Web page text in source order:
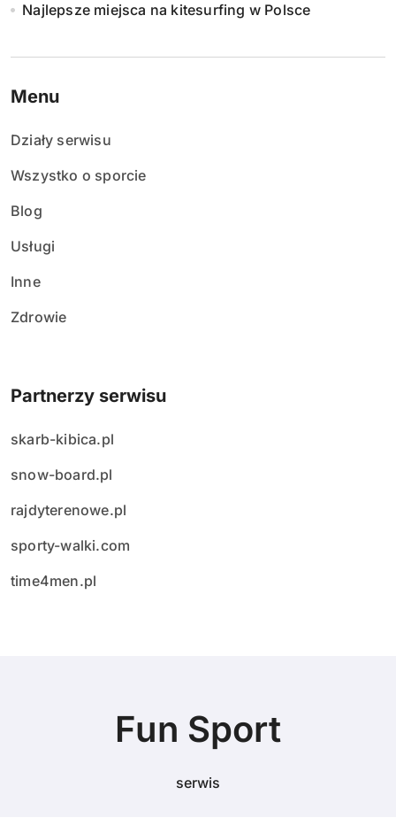
Najlepsze miejsca na kitesurfing w Polsce
Menu
Działy serwisu
Wszystko o sporcie
Blog
Usługi
Inne
Zdrowie
Partnerzy serwisu
skarb-kibica.pl
snow-board.pl
rajdyterenowe.pl
sporty-walki.com
time4men.pl
Fun Sport
serwis